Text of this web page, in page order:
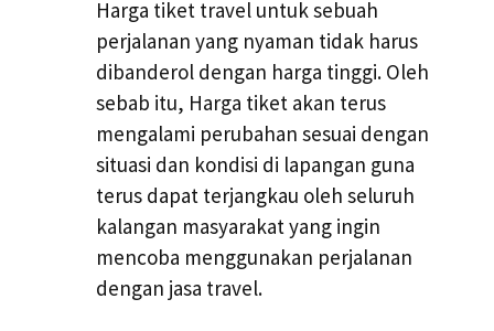
Harga tiket travel untuk sebuah
perjalanan yang nyaman tidak harus
dibanderol dengan harga tinggi. Oleh
sebab itu, Harga tiket akan terus
mengalami perubahan sesuai dengan
situasi dan kondisi di lapangan guna
terus dapat terjangkau oleh seluruh
kalangan masyarakat yang ingin
mencoba menggunakan perjalanan
dengan jasa travel.